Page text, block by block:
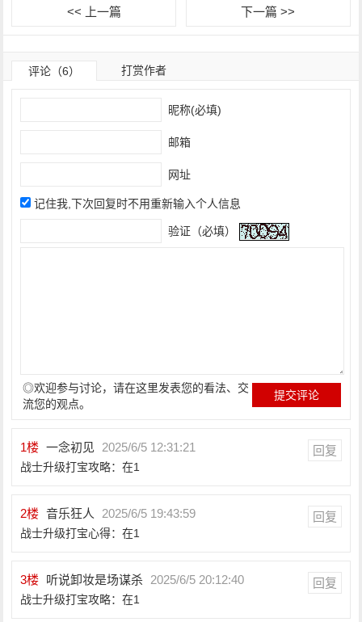
<< 上一篇 下一篇 >>
评论（6） 打赏作者
昵称(必填)
邮箱
网址
记住我,下次回复时不用重新输入个人信息
验证（必填）
◎欢迎参与讨论，请在这里发表您的看法、交
流您的观点。
1楼 一念初见 2025/6/5 12:31:21 回复
战士升级打宝攻略：在1
2楼 音乐狂人 2025/6/5 19:43:59 回复
战士升级打宝心得：在1
3楼 听说卸妆是场谋杀 2025/6/5 20:12:40 回复
战士升级打宝攻略：在1